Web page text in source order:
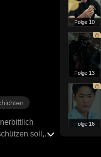
soll,
Folge 10
Folge 13
Folge 16